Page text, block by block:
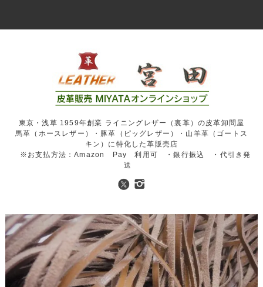
東京・浅草 1959年創業 ライニングレザー（裏革）の皮革卸問屋
馬革（ホースレザー）・豚革（ピッグレザー）・山羊革（ゴートス
キン）に特化した革販売店
※お支払方法：Amazon Pay 利用可 ・銀行振込 ・代引き発
送